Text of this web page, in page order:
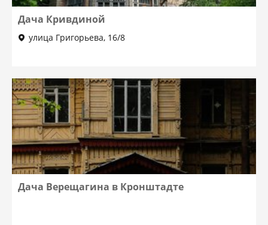
Дача Кривдиной
улица Григорьева, 16/8
Дача Верещагина в Кронштадте